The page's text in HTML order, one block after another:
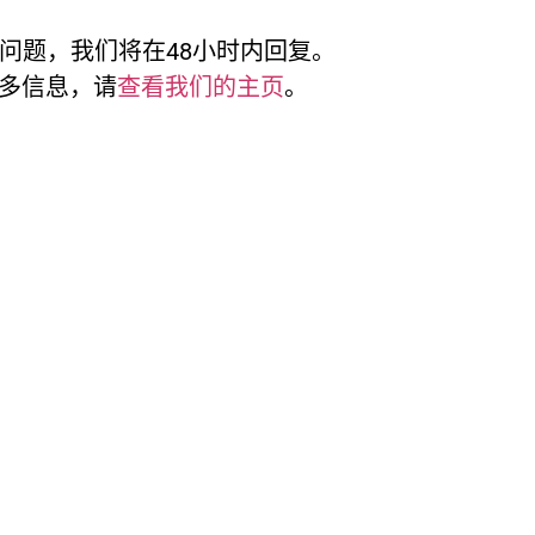
，我们将在48小时内回复。
信息，请查看我们的主页。